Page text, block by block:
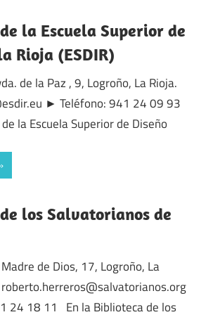
la Escuela Superior de
Rioja (ESDIR)
de la Paz , 9, Logroño, La Rioja.
► Teléfono: 941 24 09 93
la Escuela Superior de Diseño
los Salvatorianos de
de Dios, 17, Logroño, La
24 18 11 En la Biblioteca de los